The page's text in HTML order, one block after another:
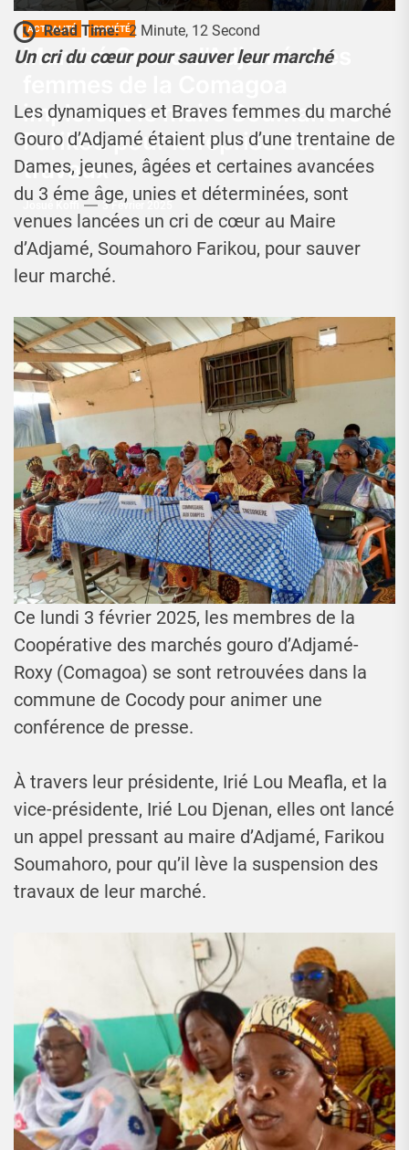
ACTUALITÉ SOCIÉTÉ
Marché Gouro d’Adjamé : Les
implorent le maire Soumahoro
Farikou pour la reprise des
travaux
3 Février 2025
Read Time: 2 Minute, 12 Second
Un cri du cœur pour sauver leur marché
Les dynamiques et Braves femmes du marché
Gouro d’Adjamé étaient plus d’une trentaine de
Dames, jeunes, âgées et certaines avancées
du 3 éme âge, unies et déterminées, sont
venues lancées un cri de cœur au Maire
d’Adjamé, Soumahoro Farikou, pour sauver
leur marché.
Ce lundi 3 février 2025, les membres de la
Coopérative des marchés gouro d’Adjamé-
Roxy (Comagoa) se sont retrouvées dans la
commune de Cocody pour animer une
conférence de presse.
À travers leur présidente, Irié Lou Meafla, et la
vice-présidente, Irié Lou Djenan, elles ont lancé
un appel pressant au maire d’Adjamé, Farikou
Soumahoro, pour qu’il lève la suspension des
travaux de leur marché.